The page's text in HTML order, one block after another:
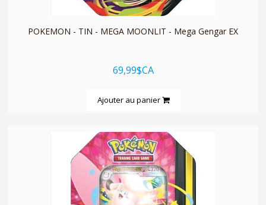
POKEMON - TIN - MEGA MOONLIT - Mega Gengar EX
69,99$CA
Ajouter au panier